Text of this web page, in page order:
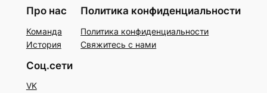
Про нас
Команда
История
Политика конфиденциальности
Политика конфиденциальности
Свяжитесь с нами
Соц.сети
VK